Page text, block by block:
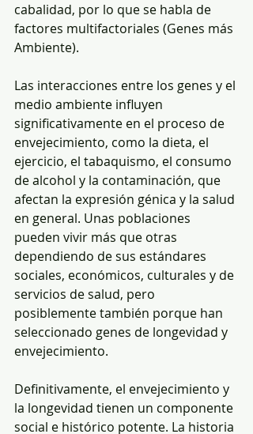
cabalidad, por lo que se habla de
factores multifactoriales (Genes más
Ambiente).
Las interacciones entre los genes y el
medio ambiente influyen
significativamente en el proceso de
envejecimiento, como la dieta, el
ejercicio, el tabaquismo, el consumo
de alcohol y la contaminación, que
afectan la expresión génica y la salud
en general. Unas poblaciones
pueden vivir más que otras
dependiendo de sus estándares
sociales, económicos, culturales y de
servicios de salud, pero
posiblemente también porque han
seleccionado genes de longevidad y
envejecimiento.
Definitivamente, el envejecimiento y
la longevidad tienen un componente
social e histórico potente. La historia